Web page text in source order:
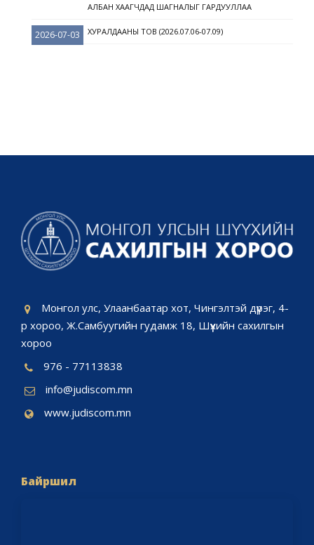
АЛБАН ХААГЧДАД ШАГНАЛЫГ ГАРДУУЛЛАА
2026-07-03 ХУРАЛДААНЫ ТОВ (2026.07.06-07.09)
Монгол улс, Улаанбаатар хот, Чингэлтэй дүүрэг, 4-
р хороо, Ж.Самбуугийн гудамж 18, Шүүхийн сахилгын
хороо
976 - 77113838
info@judiscom.mn
www.judiscom.mn
Байршил